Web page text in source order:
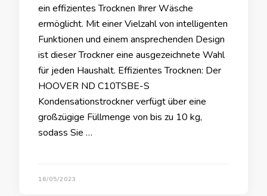
ein effizientes Trocknen Ihrer Wäsche
ermöglicht. Mit einer Vielzahl von intelligenten
Funktionen und einem ansprechenden Design
ist dieser Trockner eine ausgezeichnete Wahl
für jeden Haushalt. Effizientes Trocknen: Der
HOOVER ND C10TSBE-S
Kondensationstrockner verfügt über eine
großzügige Füllmenge von bis zu 10 kg,
sodass Sie …
16/05/2023